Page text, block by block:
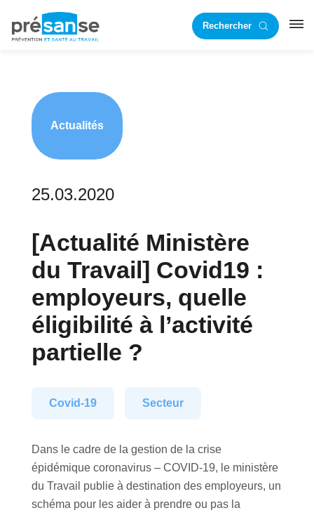
principale
RechercherRST
Actualités
25.03.2020
[Actualité Ministère
du Travail] Covid19 :
employeurs, quelle
éligibilité à l’activité
partielle ?
Covid-19 Secteur
Dans le cadre de la gestion de la crise
épidémique coronavirus – COVID-19, le ministère
du Travail publie à destination des employeurs, un
schéma pour les aider à prendre ou pas la